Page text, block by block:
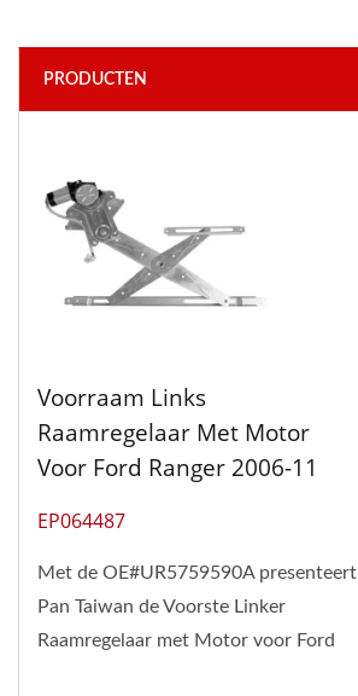
PRODUCTEN
Voorraam Links
Raamregelaar Met Motor
Voor Ford Ranger 2006-11
EP064487
Met de OE#UR5759590A presenteert
Pan Taiwan de Voorste Linker
Raamregelaar met Motor voor Ford